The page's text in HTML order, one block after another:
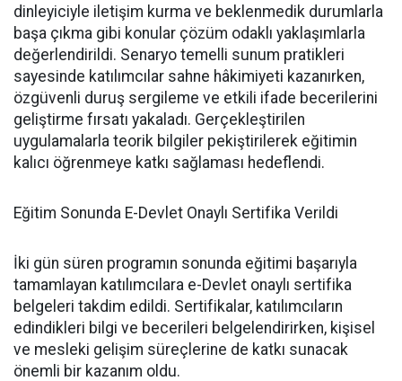
dinleyiciyle iletişim kurma ve beklenmedik durumlarla
başa çıkma gibi konular çözüm odaklı yaklaşımlarla
değerlendirildi. Senaryo temelli sunum pratikleri
sayesinde katılımcılar sahne hâkimiyeti kazanırken,
özgüvenli duruş sergileme ve etkili ifade becerilerini
geliştirme fırsatı yakaladı. Gerçekleştirilen
uygulamalarla teorik bilgiler pekiştirilerek eğitimin
kalıcı öğrenmeye katkı sağlaması hedeflendi.
Eğitim Sonunda E-Devlet Onaylı Sertifika Verildi
İki gün süren programın sonunda eğitimi başarıyla
tamamlayan katılımcılara e-Devlet onaylı sertifika
belgeleri takdim edildi. Sertifikalar, katılımcıların
edindikleri bilgi ve becerileri belgelendirirken, kişisel
ve mesleki gelişim süreçlerine de katkı sunacak
önemli bir kazanım oldu.